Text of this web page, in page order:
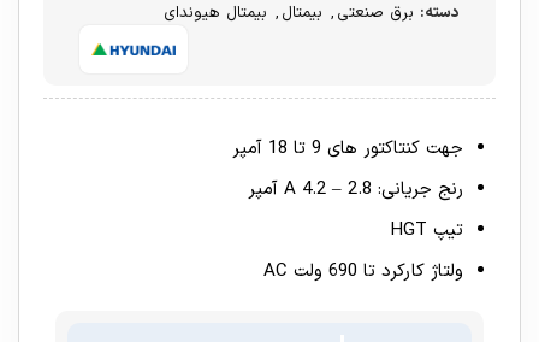
دسته: برق صنعتی , بیمتال , بیمتال هیوندای
جهت کنتاکتور های 9 تا 18 آمپر
رنج جریانی: 2.8 – 4.2 A آمپر
تیپ HGT
ولتاژ کارکرد تا 690 ولت AC